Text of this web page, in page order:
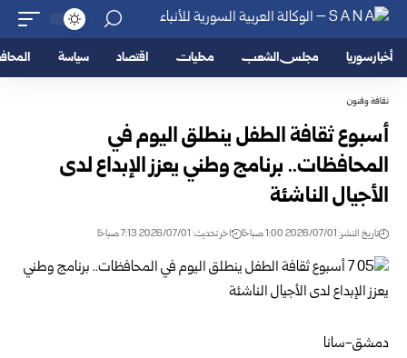
أخبار سوريا مجلس الشعب محليات اقتصاد سياسة
ثقافة وفنون
أسبوع ثقافة الطفل ينطلق اليوم في
المحافظات.. برنامج وطني يعزز الإبداع لدى
الأجيال الناشئة
تاريخ النشر: 2026/07/01 1:00 صباحًا اخر تحديث: 2026/07/01 7:13 صباحًا
دمشق-سانا